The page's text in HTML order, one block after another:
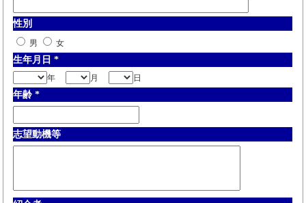
性別
男 女
生年月日 *
年 月 日
年齢 *
志望動機等